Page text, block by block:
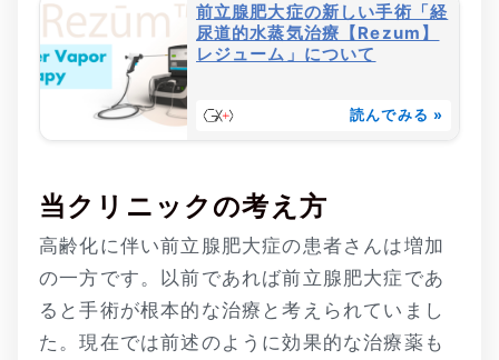
前立腺肥大症の新しい手術「経
尿道的水蒸気治療【Rezum】
レジューム」について
読んでみる »
当クリニックの考え方
高齢化に伴い前立腺肥大症の患者さんは増加
の一方です。以前であれば前立腺肥大症であ
ると手術が根本的な治療と考えられていまし
た。現在では前述のように効果的な治療薬も